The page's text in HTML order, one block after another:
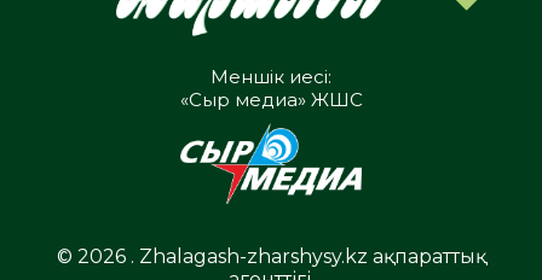
Меншік иесі:
«Сыр медиа» ЖШС
© 2026 . Zhalagash-zharshysy.kz ақпараттық